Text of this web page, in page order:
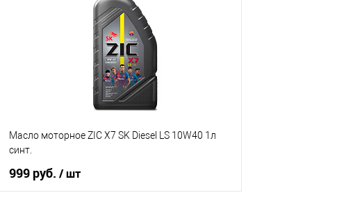
Под заказ
Масло моторное ZIC X7 SK Diesel LS 10W40 1л
синт.
999 руб. / шт